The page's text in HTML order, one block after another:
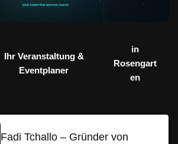
Ihr Veranstaltung &
Eventplaner
in
Rosengart
en
Fadi Tchallo – Gründer von